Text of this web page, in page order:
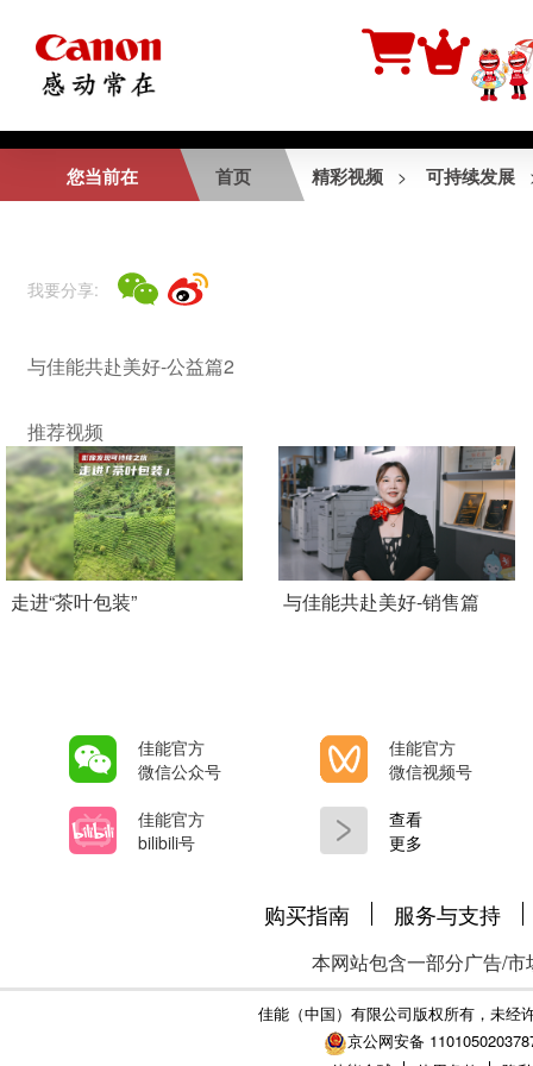
相关视频
录片
与佳能共赴美好-公
益篇1
与佳能共赴美好-服
务篇
Add Pagination
您当前在 首页 精彩视频 > 可持续发展
我要分享:
与佳能共赴美好-公益篇2
推荐视频
走进“茶叶包装” 与佳能共赴美好-销售篇
佳能官方
微信公众号
佳能官方
微信视频号
佳能官方
bilibili号
查看
更多
购买指南 服务与支持
本网站包含一部分广告/
佳能（中国）有限公司版权所有，未经
京公网安备